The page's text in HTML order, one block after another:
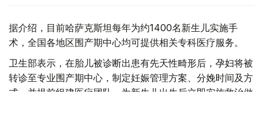
据介绍，目前哈萨克斯坦每年为约1400名新生儿实施手
术，全国各地区围产期中心均可提供相关专科医疗服务。
卫生部表示，在胎儿被诊断出患有先天性畸形后，孕妇将被
转诊至专业围产期中心，制定妊娠管理方案、分娩时间及方
式，并提前组建医疗团队，为新生儿出生后立即实施救治做